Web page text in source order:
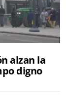
alzan la
digno